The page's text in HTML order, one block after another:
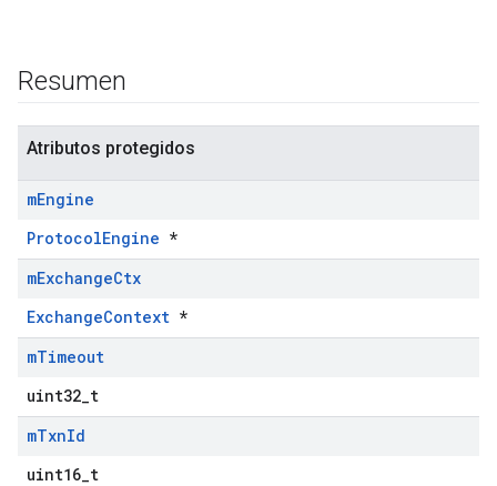
Resumen
Atributos protegidos
mEngine
ProtocolEngine *
mExchangeCtx
ExchangeContext *
mTimeout
uint32_t
mTxnId
uint16_t